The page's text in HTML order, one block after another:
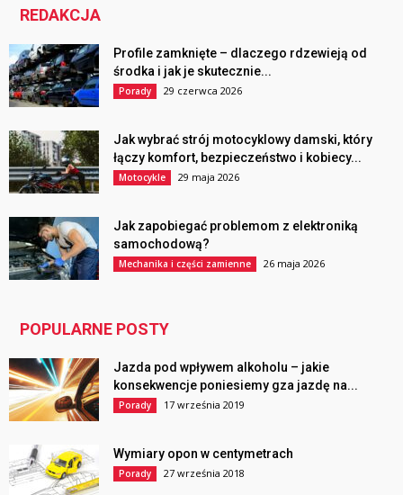
REDAKCJA
Profile zamknięte – dlaczego rdzewieją od
środka i jak je skutecznie...
Porady 29 czerwca 2026
Jak wybrać strój motocyklowy damski, który
łączy komfort, bezpieczeństwo i kobiecy...
Motocykle 29 maja 2026
Jak zapobiegać problemom z elektroniką
samochodową?
Mechanika i części zamienne 26 maja 2026
POPULARNE POSTY
Jazda pod wpływem alkoholu – jakie
konsekwencje poniesiemy gza jazdę na...
Porady 17 września 2019
Wymiary opon w centymetrach
Porady 27 września 2018